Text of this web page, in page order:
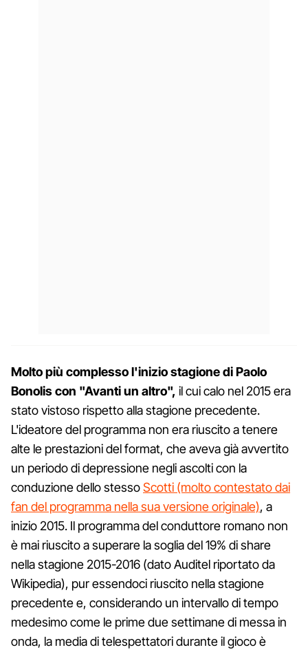
Molto più complesso l'inizio stagione di Paolo
Bonolis con "Avanti un altro", il cui calo nel 2015 era
stato vistoso rispetto alla stagione precedente.
L'ideatore del programma non era riuscito a tenere
alte le prestazioni del format, che aveva già avvertito
un periodo di depressione negli ascolti con la
conduzione dello stessoScotti (molto contestato dai
fan del programma nella sua versione originale), a
inizio 2015. Il programma del conduttore romano non
è mai riuscito a superare la soglia del 19% di share
nella stagione 2015-2016 (dato Auditel riportato da
Wikipedia), pur essendoci riuscito nella stagione
precedente e, considerando un intervallo di tempo
medesimo come le prime due settimane di messa in
onda, la media di telespettatori durante il gioco è